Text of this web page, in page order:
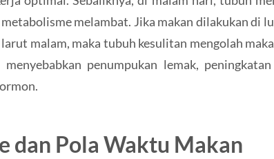
melambat. Jika makan dilakukan di
malam, maka tubuh kesulitan mengolah
penumpukan lemak,
dan Pola Waktu Makan